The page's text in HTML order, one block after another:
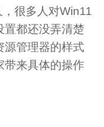
很多人对Win11
置都还没弄清楚
源管理器的样式
带来具体的操作